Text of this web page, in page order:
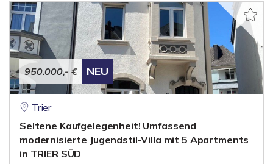
950.000,- € NEU
Trier
Seltene Kaufgelegenheit! Umfassend
modernisierte Jugendstil-Villa mit 5 Apartments
in TRIER SÜD